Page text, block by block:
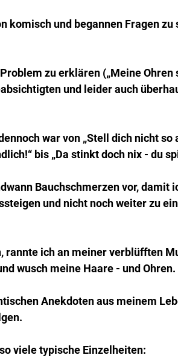
komisch und begannen Fragen zu
zu erklären („Meine Ohren
und leider auch
war von „Stell dich nicht so
bis „Da stinkt doch nix - du
Bauchschmerzen vor, damit
und nicht noch weiter zu
rannte ich an meiner verblüfften
wusch meine Haare - und Ohren.
Anekdoten aus meinem
viele typische Einzelheiten: